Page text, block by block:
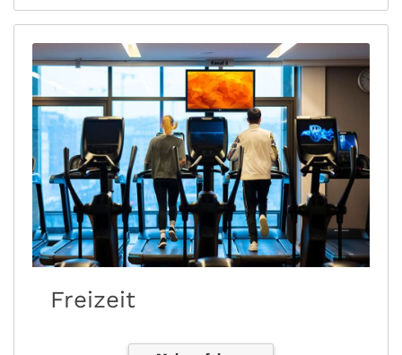
Freizeit